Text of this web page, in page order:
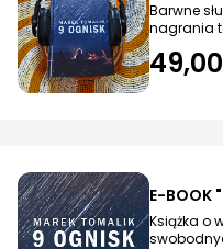
Barwne
nagrania
49,00
E-BOOK
Książka o